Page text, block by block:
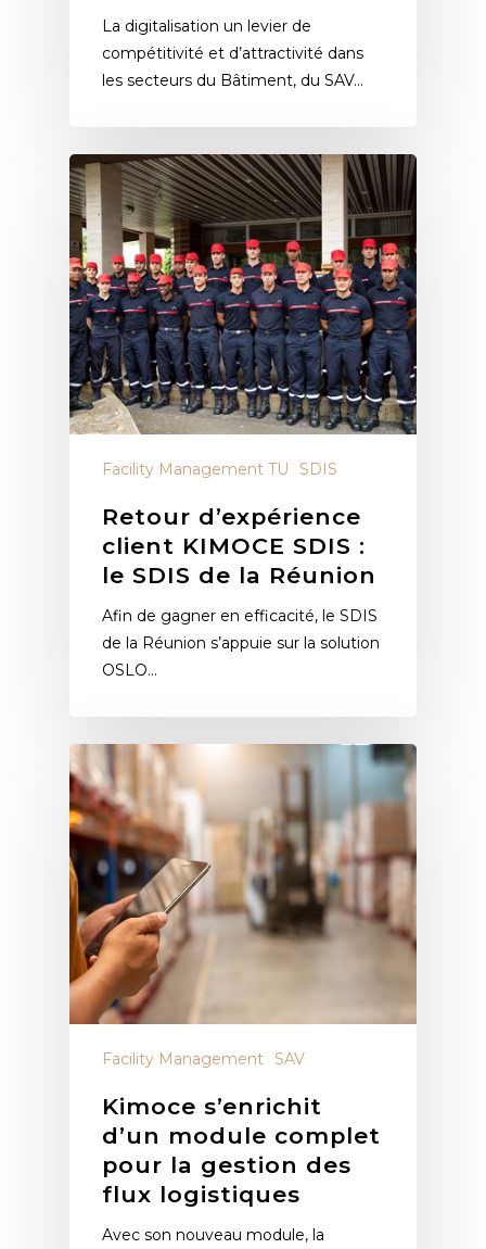
La digitalisation un levier de
compétitivité et d’attractivité dans
les secteurs du Bâtiment, du SAV…
Facility Management TU SDIS
Retour d’expérience
client KIMOCE SDIS :
le SDIS de la Réunion
Afin de gagner en efficacité, le SDIS
de la Réunion s’appuie sur la solution
OSLO…
Facility Management SAV
Kimoce s’enrichit
d’un module complet
pour la gestion des
flux logistiques
Avec son nouveau module, la